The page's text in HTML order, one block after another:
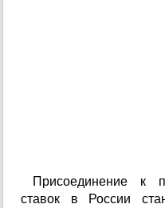
Присоединение к
ставок в России